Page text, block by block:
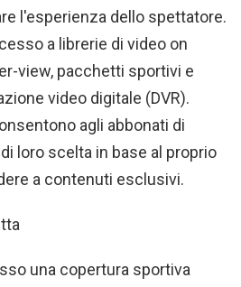
l'esperienza dello spettatore.
a librerie di video on
view, pacchetti sportivi e
video digitale (DVR).
agli abbonati di
loro scelta in base al proprio
a contenuti esclusivi.
una copertura sportiva